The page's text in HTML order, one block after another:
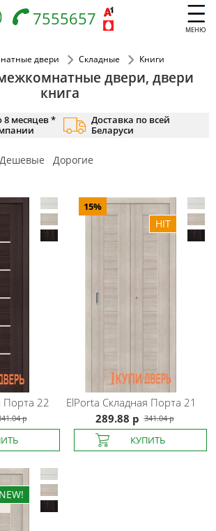
МЕНЮ
7555657
двери Складные Книги
двери, двери
книга
8 месяцев *
Доставка по всей
Беларуси
Дешевые Дорогие
Порта 22
р
15%
ElPorta Складная Порта 21
289.88 р 341.04 р